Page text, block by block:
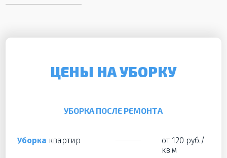
ЦЕНЫ НА УБОРКУ
УБОРКА ПОСЛЕ РЕМОНТА
Уборка квартир
от 120 руб./
кв.м